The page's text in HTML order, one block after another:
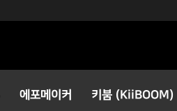
에포메이커 키붐 (KiiBOOM)